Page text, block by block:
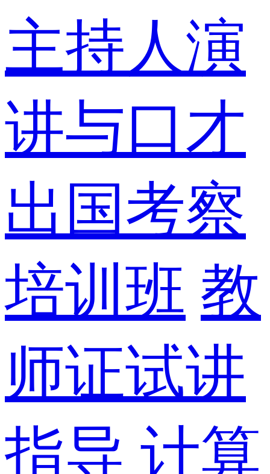
主持人演
讲与口才
出国考察
培训班 教
师证试讲
指导 计算